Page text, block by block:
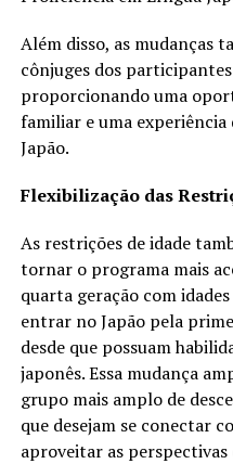
Além disso, as mudanças
cônjuges dos
proporcionando uma
familiar e uma
Japão.
Flexibilização das
As restrições de idade
tornar o programa mais
quarta geração com
entrar no Japão pela
desde que possuam
japonês. Essa mudança
grupo mais amplo de
que desejam se conectar
aproveitar as